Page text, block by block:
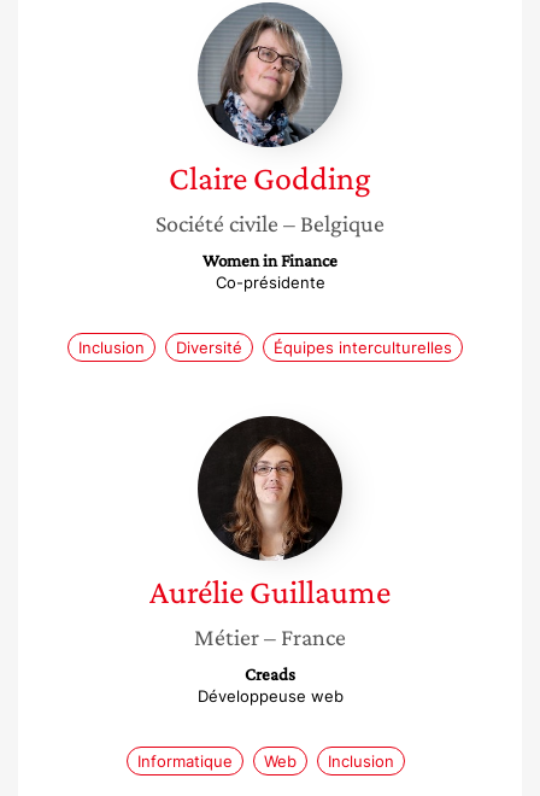
Claire
Godding
ClaireGodding
Société civile – Belgique
Women in Finance
Co-présidente
Inclusion Diversité Équipes interculturelles
Aurélie
Guillaume
AurélieGuillaume
Métier– France
Creads
Développeuse web
Informatique Web Inclusion